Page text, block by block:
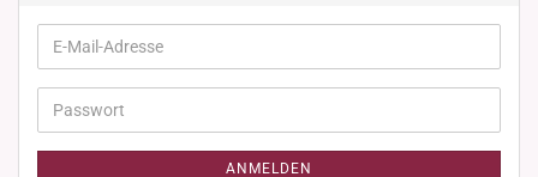
E-
Mail-
Adresse
Passwort
ANMELDEN